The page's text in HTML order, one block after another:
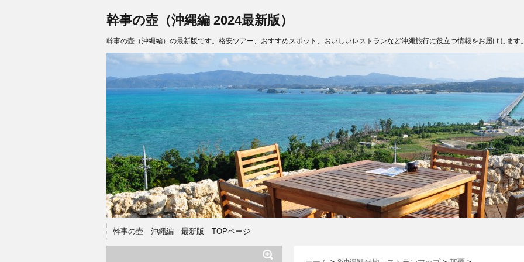
幹事の壺（沖縄編 2024最新版）
幹事の壺（沖縄編）の最新版です。格安ツアー、おすすめスポット、おいしいレストランなど沖縄旅行に役立つ情報をお届けします
幹事の壺 沖縄編 最新版 TOPページ